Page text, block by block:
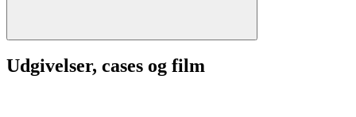
Udgivelser, cases og film